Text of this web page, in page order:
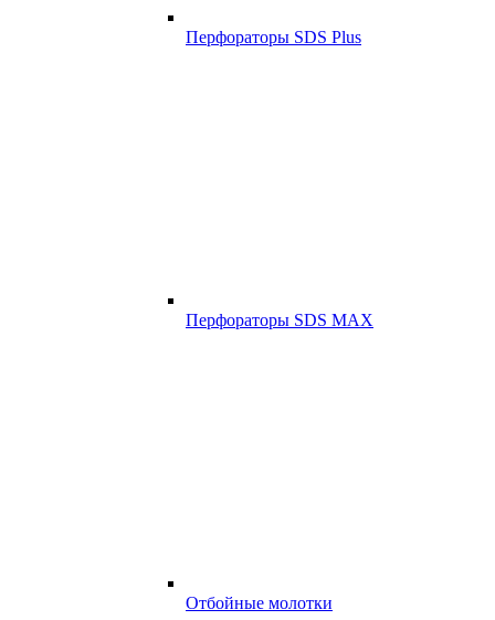
Перфораторы SDS Plus
Перфораторы SDS MAX
Отбойные молотки